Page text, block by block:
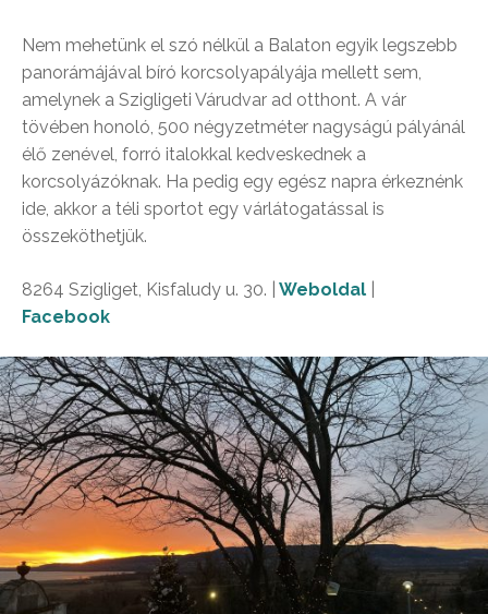
Nem mehetünk el szó nélkül a Balaton egyik legszebb
panorámájával bíró korcsolyapályája mellett sem,
amelynek a Szigligeti Várudvar ad otthont. A vár
tövében honoló, 500 négyzetméter nagyságú pályánál
élő zenével, forró italokkal kedveskednek a
korcsolyázóknak. Ha pedig egy egész napra érkeznénk
ide, akkor a téli sportot egy várlátogatással is
összeköthetjük.
8264 Szigliget, Kisfaludy u. 30. | Weboldal
Facebook